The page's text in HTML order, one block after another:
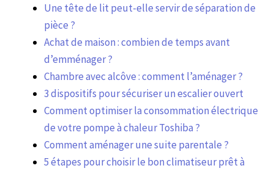
Une tête de lit peut-elle servir de séparation de
pièce ?
Achat de maison : combien de temps avant
d’emménager ?
Chambre avec alcôve : comment l’aménager ?
3 dispositifs pour sécuriser un escalier ouvert
Comment optimiser la consommation électrique
de votre pompe à chaleur Toshiba ?
Comment aménager une suite parentale ?
5 étapes pour choisir le bon climatiseur prêt à